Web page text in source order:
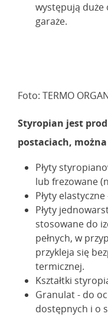
występują duże
garaże.
Foto: TERMO
Styropian jest
postaciach,
Płyty
lub frezowane
Płyty
Płyty
stosowane do
pełnych, w
przykleja się
termicznej.
Kształtki
Granulat - do
dostępnych i o